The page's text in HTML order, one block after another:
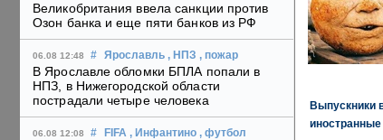
Великобритания ввела санкции против
Озон банка и еще пяти банков из РФ
06.08 12:48 # Ярославль , НПЗ , пожар
В Ярославле обломки БПЛА попали в
НПЗ, в Нижегородской области
пострадали четыре человека
06.08 12:08 # FIFA , Инфантино , футбол
Выпускники